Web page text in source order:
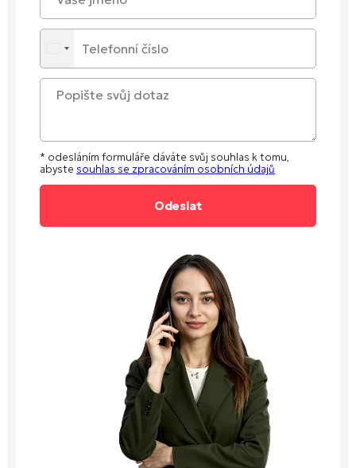
* odesláním formuláře dáváte svůj souhlas k tomu,
abyste souhlas se zpracováním osobních údajů